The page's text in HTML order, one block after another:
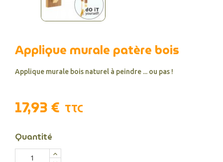
Applique murale patère bois
Applique murale bois naturel à peindre ... ou pas !
17,93 € TTC
Quantité